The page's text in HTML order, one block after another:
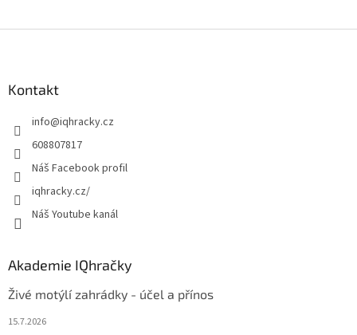
Kontakt
info@iqhracky.cz
608807817
Náš Facebook profil
iqhracky.cz/
Náš Youtube kanál
Akademie IQhračky
Živé motýlí zahrádky - účel a přínos
15.7.2026